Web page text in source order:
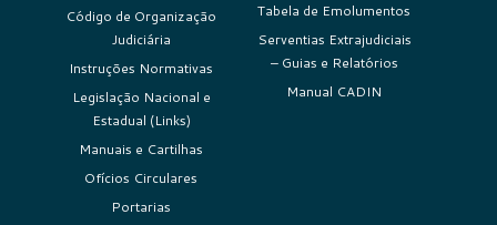
Código de Organização
Judiciária
Instruções Normativas
Legislação Nacional e
Estadual (Links)
Manuais e Cartilhas
Ofícios Circulares
Portarias
Tabela de Emolumentos
Serventias Extrajudiciais
– Guias e Relatórios
Manual CADIN